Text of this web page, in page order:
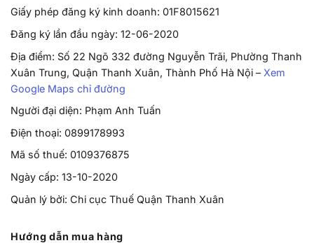
Giấy phép đăng ký kinh doanh: 01F8015621
Đăng ký lần đầu ngày: 12-06-2020
Địa điểm: Số 22 Ngõ 332 đường Nguyễn Trãi, Phường Thanh
Xuân Trung, Quận Thanh Xuân, Thành Phố Hà Nội – Xem
Google Maps chỉ đường
Người đại diện: Phạm Anh Tuấn
Điện thoại: 0899178993
Mã số thuế: 0109376875
Ngày cấp: 13-10-2020
Quản lý bởi: Chi cục Thuế Quận Thanh Xuân
Hướng dẫn mua hàng